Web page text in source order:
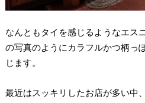
なんともタイを感じるようなエス
の写真のようにカラフルかつ柄っ
じます。
最近はスッキリしたお店が多い中